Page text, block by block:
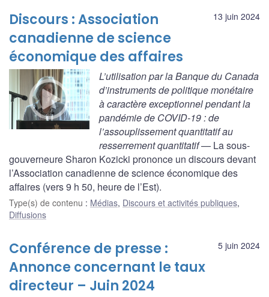
13 juin 2024
Discours : Association
canadienne de science
économique des affaires
L’utilisation par la Banque du Canada
d’instruments de politique monétaire
à caractère exceptionnel pendant la
pandémie de COVID-19 : de
l’assouplissement quantitatif au
resserrement quantitatif— La sous-
gouverneure Sharon Kozicki prononce un discours devant
l’Association canadienne de science économique des
affaires (vers 9 h 50, heure de l’Est).
Type(s) de contenu : Médias, Discours et activités publiques,
Diffusions
5 juin 2024
Conférence de presse :
Annonce concernant le taux
directeur – Juin 2024